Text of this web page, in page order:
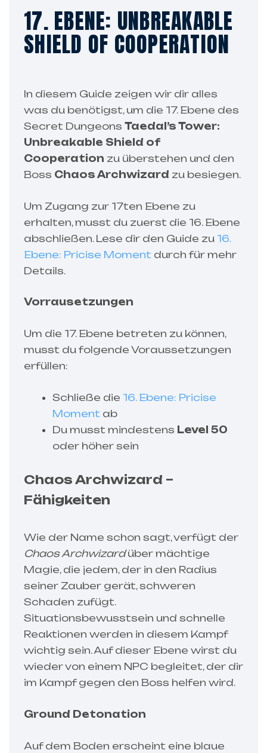
17. EBENE: UNBREAKABLE
SHIELD OF COOPERATION
In diesem Guide zeigen wir dir alles
was du benötigst, um die 17. Ebene des
Secret Dungeons Taedal’s Tower:
Unbreakable Shield of
Cooperation zu überstehen und den
Boss Chaos Archwizard zu besiegen.
Um Zugang zur 17ten Ebene zu
erhalten, musst du zuerst die 16. Ebene
abschließen. Lese dir den Guide zu 16.
Ebene: Pricise Moment durch für mehr
Details.
Vorrausetzungen
Um die 17. Ebene betreten zu können,
musst du folgende Voraussetzungen
erfüllen:
Schließe die 16. Ebene: Pricise
Moment ab
Du musst mindestens Level 50
oder höher sein
Chaos Archwizard –
Fähigkeiten
Wie der Name schon sagt, verfügt der
Chaos Archwizardüber mächtige
Magie, die jedem, der in den Radius
seiner Zauber gerät, schweren
Schaden zufügt.
Situationsbewusstsein und schnelle
Reaktionen werden in diesem Kampf
wichtig sein. Auf dieser Ebene wirst du
wieder von einem NPC begleitet, der dir
im Kampf gegen den Boss helfen wird.
Ground Detonation
Auf dem Boden erscheint eine blaue